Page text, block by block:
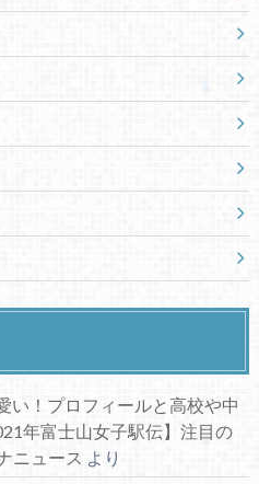
い！プロフィールと高校や中
年富士山女子駅伝】注目の
ニュース より